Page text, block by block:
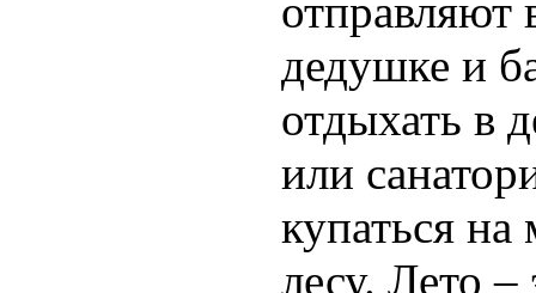
отправляют
дедушке и
отдыхать в
или
купаться на
лесу. Лето –